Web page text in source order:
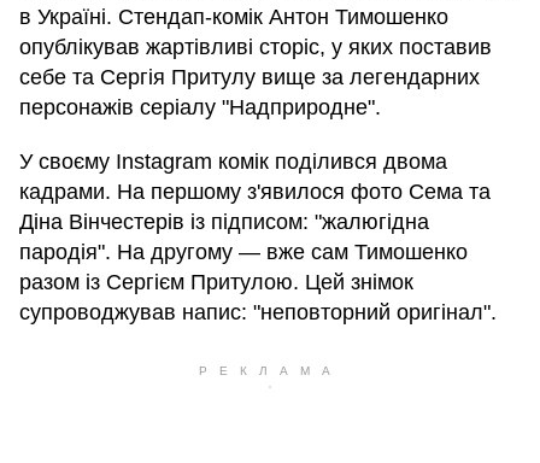
в Україні. Стендап-комік Антон Тимошенко
опублікував жартівливі сторіс, у яких поставив
себе та Сергія Притулу вище за легендарних
персонажів серіалу "Надприродне".
У своєму Instagram комік поділився двома
кадрами. На першому з'явилося фото Сема та
Діна Вінчестерів із підписом: "жалюгідна
пародія". На другому — вже сам Тимошенко
разом із Сергієм Притулою. Цей знімок
супроводжував напис: "неповторний оригінал".